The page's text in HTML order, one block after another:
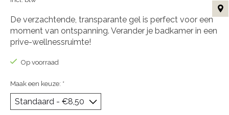
De verzachtende, transparante gel is perfect voor een
moment van ontspanning. Verander je badkamer in een
prive-wellnessruimte!
Op voorraad
Maak een keuze: *